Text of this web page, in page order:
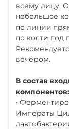
всему лицу.
небольшое
по линии
по кости под
вечером.
В состав
компонентов:
•
Императы